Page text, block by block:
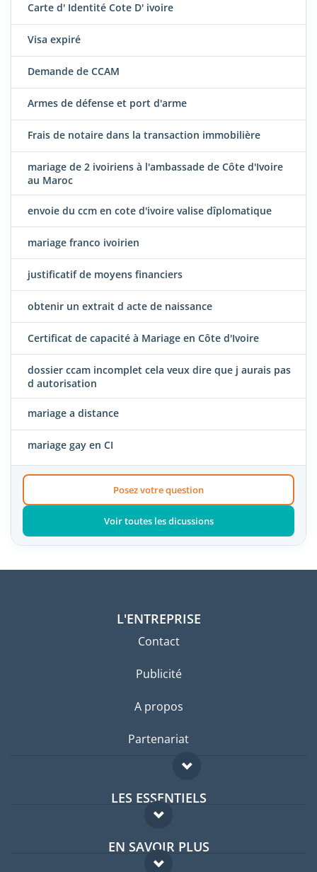
Carte d' Identité Cote D' ivoire
Visa expiré
Demande de CCAM
Armes de défense et port d'arme
Frais de notaire dans la transaction immobilière
mariage de 2 ivoiriens à l'ambassade de Côte d'Ivoire
au Maroc
envoie du ccm en cote d'ivoire valise dîplomatique
mariage franco ivoirien
justificatif de moyens financiers
obtenir un extrait d acte de naissance
Certificat de capacité à Mariage en Côte d'Ivoire
dossier ccam incomplet cela veux dire que j aurais pas
d autorisation
mariage a distance
mariage gay en CI
Posez votre question
Voir toutes les dicussions
L'ENTREPRISE
Contact
Publicité
A propos
Partenariat
LES ESSENTIELS
Forum expatriés
Guides pays
EN SAVOIR PLUS